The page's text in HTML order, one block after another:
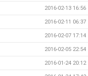
2016-02-13 16:56
2016-02-11 06:37
2016-02-07 17:14
2016-02-05 22:54
2016-01-24 20:12